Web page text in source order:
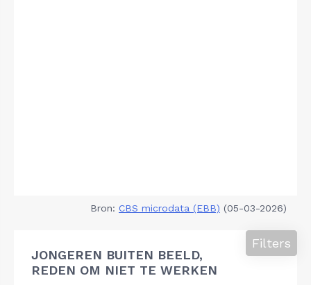
Bron: CBS microdata (EBB) (05-03-2026)
JONGEREN BUITEN BEELD,
REDEN OM NIET TE WERKEN
Filters